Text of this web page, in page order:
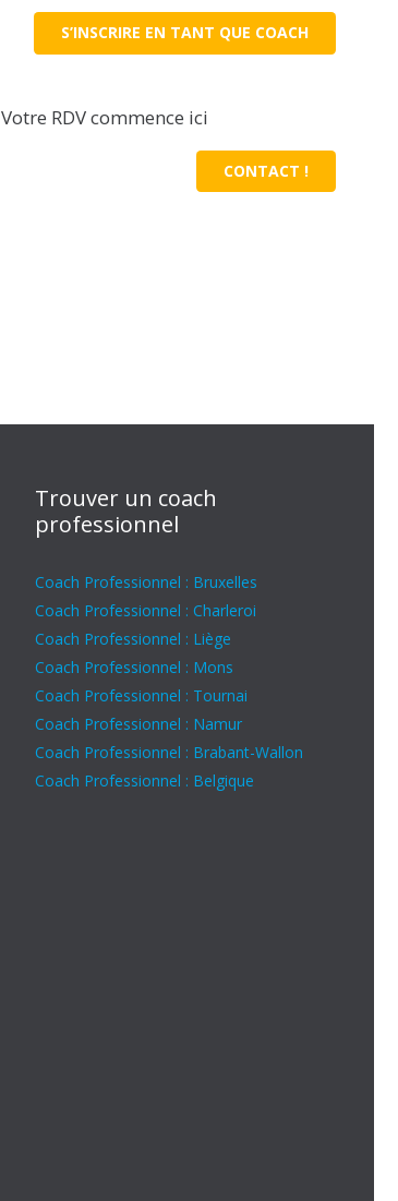
S’INSCRIRE EN TANT QUE COACH
Votre RDV commence ici
CONTACT !
Trouver un coach
professionnel
Coach Professionnel : Bruxelles
Coach Professionnel : Charleroi
Coach Professionnel : Liège
Coach Professionnel : Mons
Coach Professionnel : Tournai
Coach Professionnel : Namur
Coach Professionnel : Brabant-Wallon
Coach Professionnel : Belgique